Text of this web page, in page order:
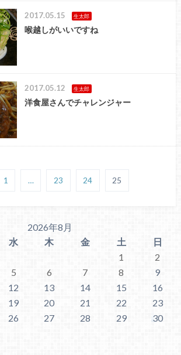
2017.05.15 生太郎
喉越しがいいですね
2017.05.12 生太郎
洋食屋さんでチャレンジャー
1 … 23 24 25
2026年8月
水 木 金 土
日
1
2
5 6 7 8
9
12 13 14 15
16
19 20 21 22
23
26 27 28 29
30